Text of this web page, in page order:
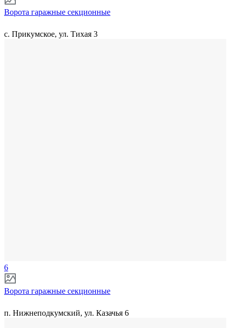
Ворота гаражные секционные
с. Прикумское, ул. Тихая 3
6
Ворота гаражные секционные
п. Нижнеподкумский, ул. Казачья 6